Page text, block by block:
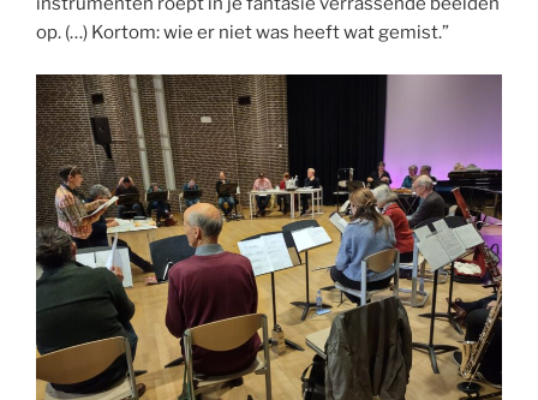
op. (…) Kortom: wie er niet was heeft wat gemist.”